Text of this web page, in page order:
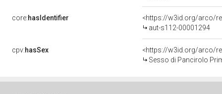
core:hasIdentifier
<https://w3id.org/arco/
aut-s112-00001294
cpv:hasSex
<https://w3id.org/arco/
Sesso di Pancirolo